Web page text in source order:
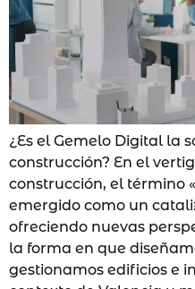
¿Es el Gemelo Digital la
construcción? En el
construcción, el término
emergido como un
ofreciendo nuevas
la forma en que
gestionamos edificios e